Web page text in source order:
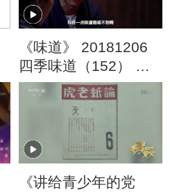
《味道》 20181206
四季味道（152） 什
么是松阳流传百年的
美食技艺？
《讲给青少年的党